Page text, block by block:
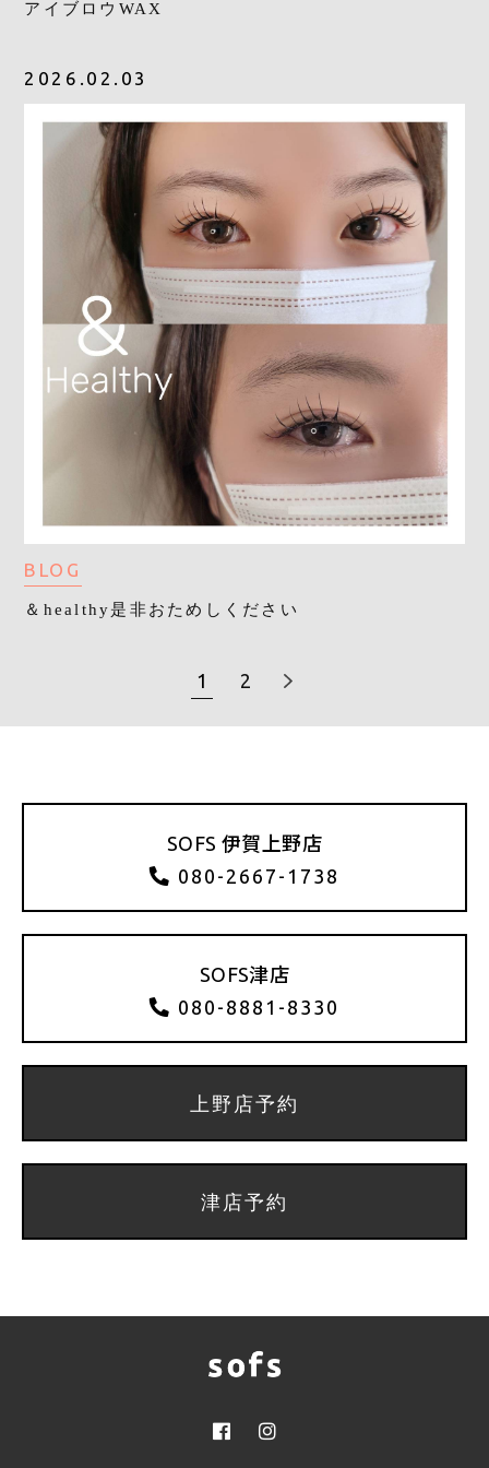
アイブロウWAX
2026.02.03
BLOG
＆healthy是非おためしください
1 2
SOFS 伊賀上野店
080-2667-1738
SOFS津店
080-8881-8330
上野店予約
津店予約